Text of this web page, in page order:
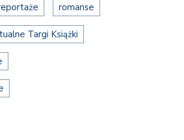
romanse
Targi Książki